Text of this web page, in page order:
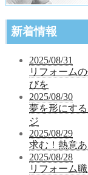
新着情報
2025/08/31
リフォーム
びを
2025/08/30
夢を形にす
ジ
2025/08/29
求む！熱意
2025/08/28
リフォーム